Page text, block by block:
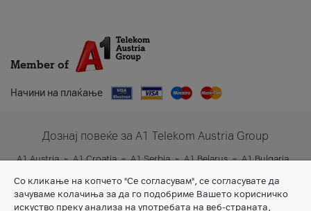
Member of
Начини на плаќање
Дознај повеќе за A1 Telekom Austria Group
A1 Austria A1 Croatia A1 Serbia A1 Belarus
A1 Bulgaria
Со кликање на копчето "Се согласувам", се согласувате да
зачуваме колачиња за да го подобриме Вашето корисничко
искуство преку анализа на употребата на веб-страната,